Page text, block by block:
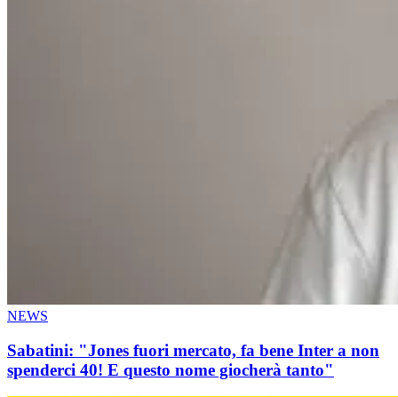
NEWS
Sabatini: "Jones fuori mercato, fa bene Inter a non
spenderci 40! E questo nome giocherà tanto"